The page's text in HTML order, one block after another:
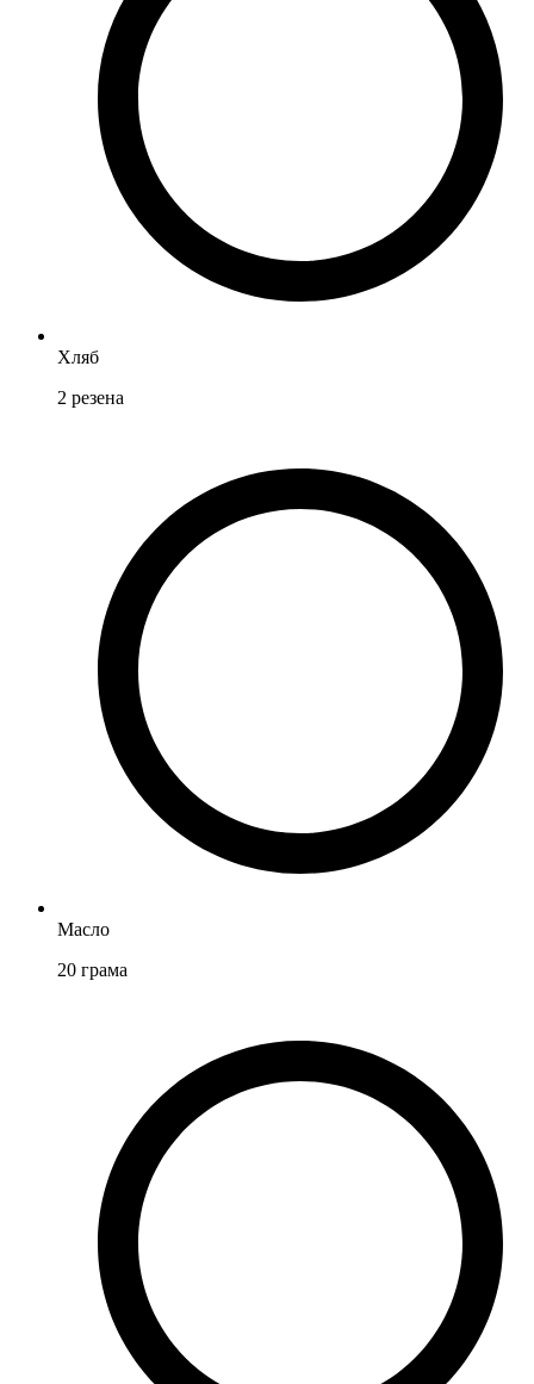
Хляб
2 резена
Масло
20 грама